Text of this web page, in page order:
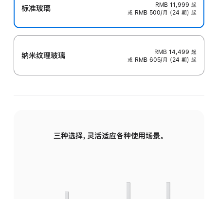
标准玻璃 RMB 11,999 起
或 RMB 500/月 (24 期) 起
纳米纹理玻璃 RMB 14,499 起
或 RMB 605/月 (24 期) 起
三种选择，灵活适应各种使用场景。